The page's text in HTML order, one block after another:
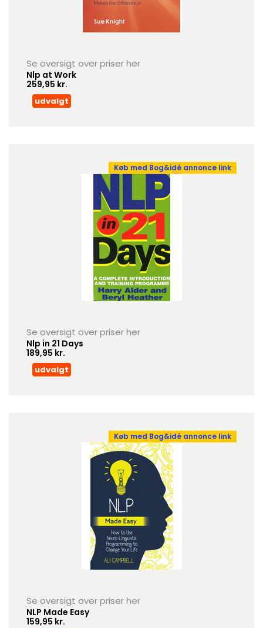
Se oversigt over priser her
Nlp at Work
259,95 kr.
udvalgt
Køb med Bog&idé annonce link
Se oversigt over priser her
Nlp in 21 Days
189,95 kr.
udvalgt
Køb med Bog&idé annonce link
Se oversigt over priser her
NLP Made Easy
159,95 kr.